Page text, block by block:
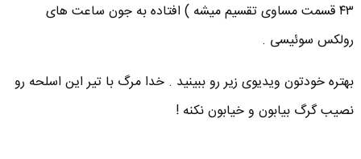
۴۳ قسمت مساوی تقسیم میشه ) افتاده به جون ساعت های
رولکس سوئیسی .
بهتره خودتون ویدیوی زیر رو ببینید . خدا مرگ با تیر این اسلحه رو
نصیب گرگ بیابون و خیابون نکنه !